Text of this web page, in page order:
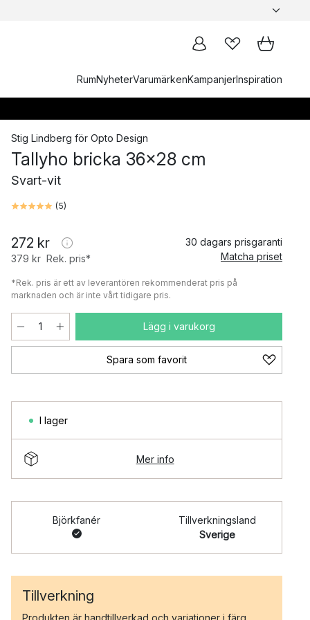
RumNyheterVarumärkenKampanjerInspiration
Stig Lindberg för Opto Design
Tallyho bricka 36x28 cm
Svart-vit
(5)
272 kr
379 kr Rek. pris*
30 dagars prisgaranti
Matcha priset
*Rek. pris är ett av leverantören rekommenderat pris på
marknaden och är inte vårt tidigare pris.
Lägg i varukorg
Spara som favorit
I lager
Mer info
Björkfanér
Tillverkningsland
Sverige
Tillverkning
Produkten är handtillverkad och variationer i färg,